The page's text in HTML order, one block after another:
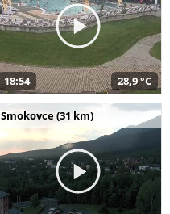
18:54 28,9 °C
Smokovce (31 km)